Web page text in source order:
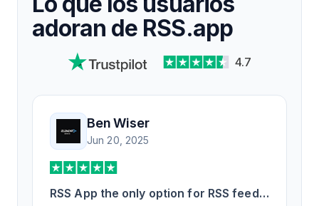
adoran de RSS.app
4.7
Ben Wiser
Jun 20, 2025
RSS App the only option for RSS feed